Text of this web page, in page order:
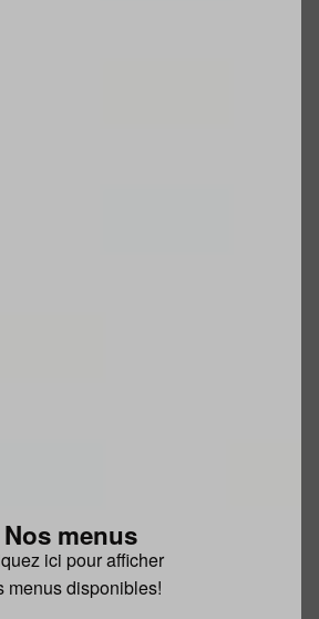
Nos menus
ici pour afficher
menus disponibles!